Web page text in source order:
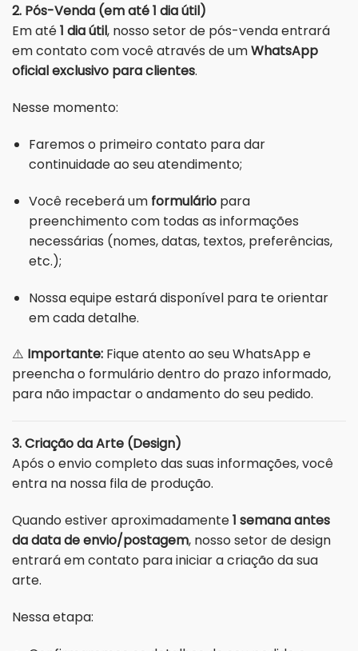
2. Pós-Venda (em até 1 dia útil)
Em até1 dia útil, nosso setor de pós-venda entrará
em contato com você através de umWhatsApp
oficial exclusivo para clientes.
Nesse momento:
Faremos o primeiro contato para dar
continuidade ao seu atendimento;
Você receberá um formuláriopara
preenchimento com todas as informações
necessárias (nomes, datas, textos, preferências,
etc.);
Nossa equipe estará disponível para te orientar
em cada detalhe.
⚠️ Importante: Fique atento ao seu WhatsApp e
preencha o formulário dentro do prazo informado,
para não impactar o andamento do seu pedido.
3. Criação da Arte (Design)
Após o envio completo das suas informações, você
entra na nossa fila de produção.
Quando estiver aproximadamente1 semana antes
da data de envio/postagem, nosso setor de design
entrará em contato para iniciar a criação da sua
arte.
Nessa etapa: